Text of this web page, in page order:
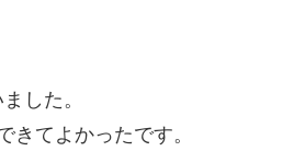
した。
きてよかったです。